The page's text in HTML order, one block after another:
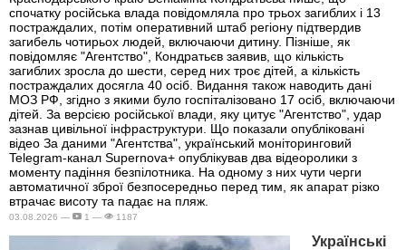
спочатку російська влада повідомляла про трьох загиблих і 13
постраждалих, потім оперативний штаб регіону підтвердив
загибель чотирьох людей, включаючи дитину. Пізніше, як
повідомляє "Агентство", Кондратьєв заявив, що кількість
загиблих зросла до шести, серед них троє дітей, а кількість
постраждалих досягла 40 осіб. Видання також наводить дані
МОЗ РФ, згідно з якими було госпіталізовано 17 осіб, включаючи
дітей. За версією російської влади, яку цитує "Агентство", удар
зазнав цивільної інфраструктури. Що показали опубліковані
відео За даними "Агентства", український моніторинговий
Telegram-канал Supernova+ опублікував два відеоролики з
моменту падіння безпілотника. На одному з них чути черги
автоматичної зброї безпосередньо перед тим, як апарат різко
втрачає висоту та падає на пляж.
03.08.2026 — 1 — 1187
Українські